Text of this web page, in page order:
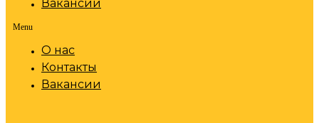
Вакансии
Menu
О нас
Контакты
Вакансии